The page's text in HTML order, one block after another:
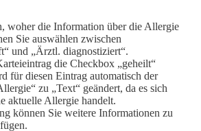
woher die Information über die Allergie
Sie auswählen zwischen
und „Ärztl. diagnostiziert“.
die Checkbox „geheilt“
für diesen Eintrag automatisch der
zu „Text“ geändert, da es sich
aktuelle Allergie handelt.
können Sie weitere Informationen zu